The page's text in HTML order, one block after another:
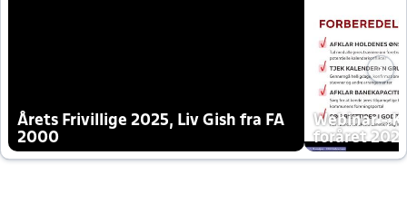
Årets Frivillige 2025, Liv Gish fra FA
2000
Webinar -
foråret